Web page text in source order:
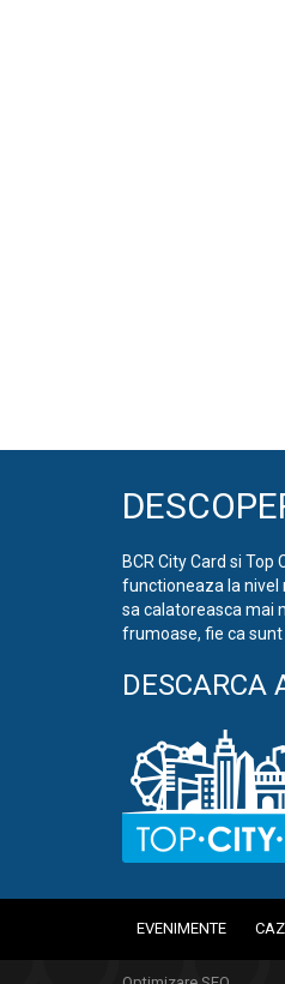
BCR City Card si
functioneaza la nivel
sa calatoreasca mai
frumoase, fie ca
DESCARCA
EVENIMENTE